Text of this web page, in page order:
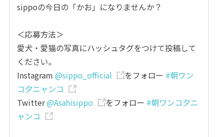
sippoの今日の「かお」になりませんか？
＜応募方法＞
愛犬・愛猫の写真にハッシュタグをつけて投稿して
ください。
Instagram@sippo_official をフォロー #朝ワン
コ夕ニャンコ
Twitter@Asahisippo をフォロー #朝ワンコ夕ニ
ャンコ